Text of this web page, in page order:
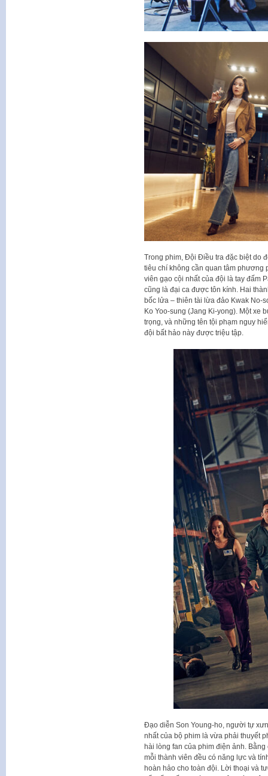
Trong phim, Đội Điều tra đặc biệt do
tiêu chí không cần quan tâm phương
viên gạo cội nhất của đội là tay đấm
cũng là đại ca được tôn kính. Hai
bốc lửa – thiên tài lừa đảo Kwak No-
Ko Yoo-sung (Jang Ki-yong). Một xe
trọng, và những tên tội phạm nguy
đội bất hảo này được triệu tập.
Đạo diễn Son Young-ho, người tự
nhất của bộ phim là vừa phải thuyết
hài lòng fan của phim điện ảnh.
mỗi thành viên đều có năng lực và
hoàn hảo cho toàn đội. Lời thoại và